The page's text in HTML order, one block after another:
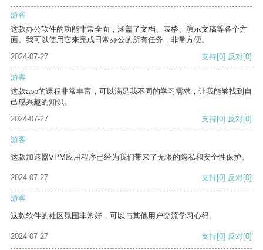
游客
这款办公软件的功能非常全面，涵盖了文档、表格、演示文稿等各个方
面。我可以使用它来完成日常办公的所有任务，非常方便。
2024-07-27
支持[0] 反对[0]
游客
这款app的课程非常丰富，可以满足我不同的学习需求，让我能够找到自
己感兴趣的知识。
2024-07-27
支持[0] 反对[0]
游客
这款加速器VPM应用程序已经为我们带来了无限的隐私和安全性保护。
2024-07-27 支持[0] 反对[0]
游客
这款软件的社区氛围非常好，可以与其他用户交流学习心得。
2024-07-27 支持[0] 反对[0]